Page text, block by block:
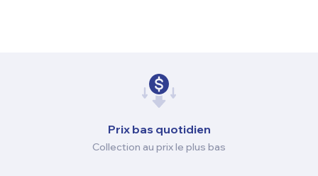
Prix ​​bas quotidien
Collection au prix le plus bas